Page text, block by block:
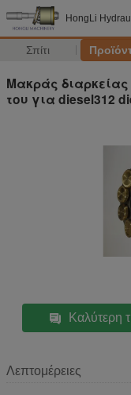
HongLi
Σπίτι
Μακράς
του για diesel312
Καλύτερη
Λεπτομέρειες